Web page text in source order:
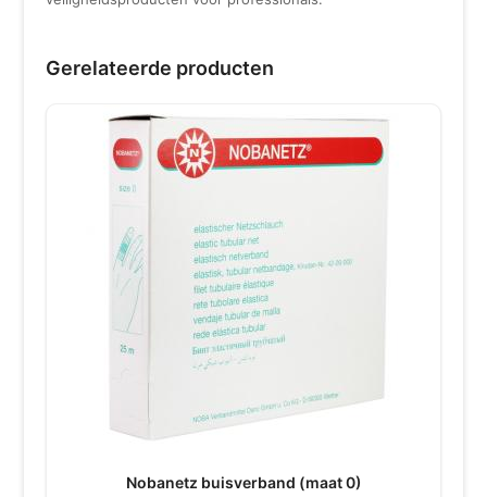
Gerelateerde producten
Nobanetz buisverband (maat 0)